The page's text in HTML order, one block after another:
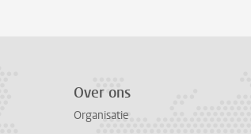
Over ons
Organisatie